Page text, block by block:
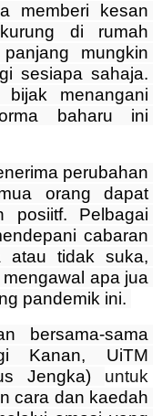
memberi kesan
di rumah
mungkin
sesiapa sahaja.
menangani
baharu ini
perubahan
orang dapat
posiitf. Pelbagai
cabaran
atau tidak suka,
apa jua
pandemik ini.
bersama-sama
Kanan, UiTM
Jengka) untuk
cara dan kaedah